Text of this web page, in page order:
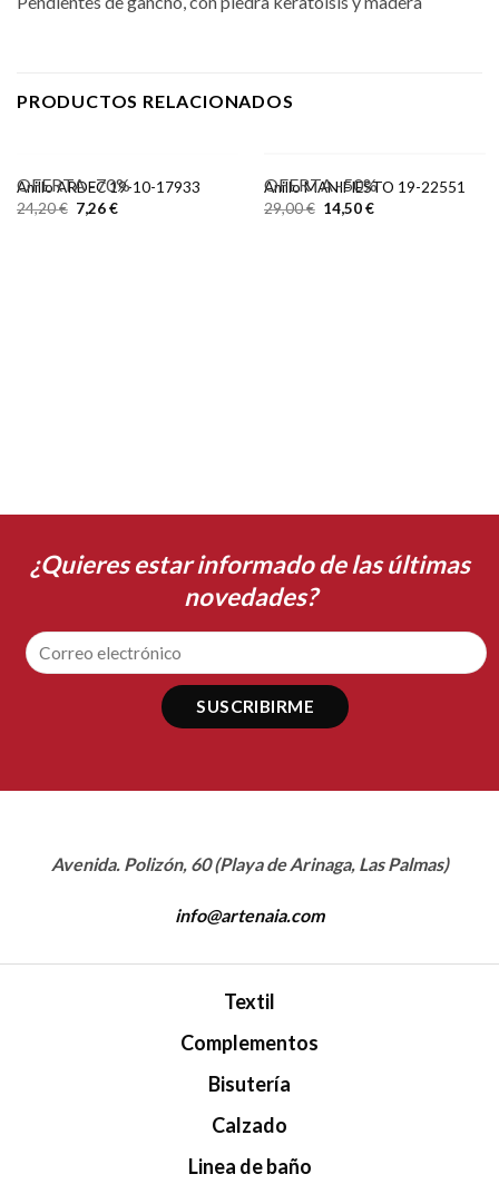
PRODUCTOS RELACIONADOS
OFERTA -70%
AGOTADO
Anillo ARDEC 19-10-17933
24,20€ 7,26€
OFERTA -50%
Anillo MANIFIESTO 19-22551
29,00€ 14,50€
¿Quieres estar informado de las últimas
novedades?
Avenida. Polizón, 60 (Playa de Arinaga, Las Palmas)
info@artenaia.com
Textil
Complementos
Bisutería
Calzado
Linea de baño